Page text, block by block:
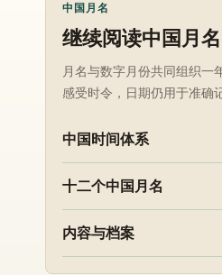
中国月名
继续阅读中国月名
月名与数字月份共同组织一
感受时令，日期仍用于准确
中国时间体系
十二个中国月名
内容与档案